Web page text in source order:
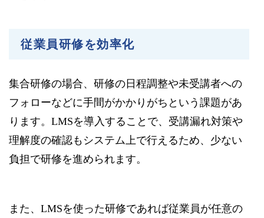
従業員研修を効率化
集合研修の場合、研修の日程調整や未受講者への
フォローなどに手間がかかりがちという課題があ
ります。LMSを導入することで、受講漏れ対策や
理解度の確認もシステム上で行えるため、少ない
負担で研修を進められます。
また、LMSを使った研修であれば従業員が任意の